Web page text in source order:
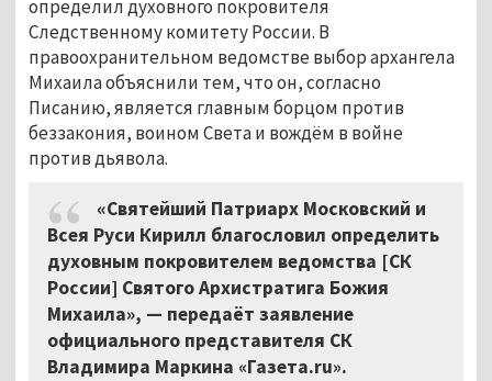
определил духовного покровителя
Следственному комитету России. В
правоохранительном ведомстве выбор архангела
Михаила объяснили тем, что он, согласно
Писанию, является главным борцом против
беззакония, воином Света и вождём в войне
против дьявола.
«Святейший Патриарх Московский и
Всея Руси Кирилл благословил определить
духовным покровителем ведомства [СК
России] Святого Архистратига Божия
Михаила», — передаёт заявление
официального представителя СК
Владимира Маркина «Газета.ru».